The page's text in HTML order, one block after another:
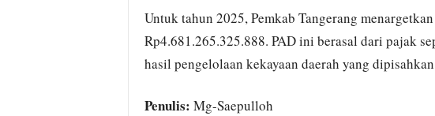
Untuk tahun 2025, Pemkab Tangerang
Rp4.681.265.325.888. PAD ini berasal dari pajak
hasil pengelolaan kekayaan daerah yang
Penulis: Mg-Saepulloh